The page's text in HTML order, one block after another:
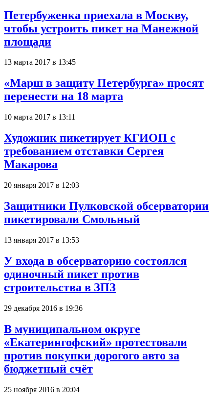
Петербуженка приехала в Москву,
чтобы устроить пикет на Манежной
площади
13 марта 2017 в 13:45
«Марш в защиту Петербурга» просят
перенести на 18 марта
10 марта 2017 в 13:11
Художник пикетирует КГИОП с
требованием отставки Сергея
Макарова
20 января 2017 в 12:03
Защитники Пулковской обсерватории
пикетировали Смольный
13 января 2017 в 13:53
У входа в обсерваторию состоялся
одиночный пикет против
строительства в ЗПЗ
29 декабря 2016 в 19:36
В муниципальном округе
«Екатерингофский» протестовали
против покупки дорогого авто за
бюджетный счёт
25 ноября 2016 в 20:04